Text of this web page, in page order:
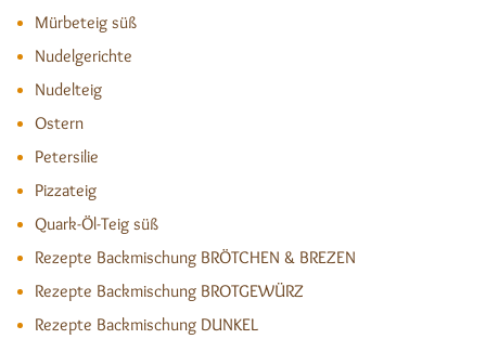
Mürbeteig süß
Nudelgerichte
Nudelteig
Ostern
Petersilie
Pizzateig
Quark-Öl-Teig süß
Rezepte Backmischung BRÖTCHEN & BREZEN
Rezepte Backmischung BROTGEWÜRZ
Rezepte Backmischung DUNKEL